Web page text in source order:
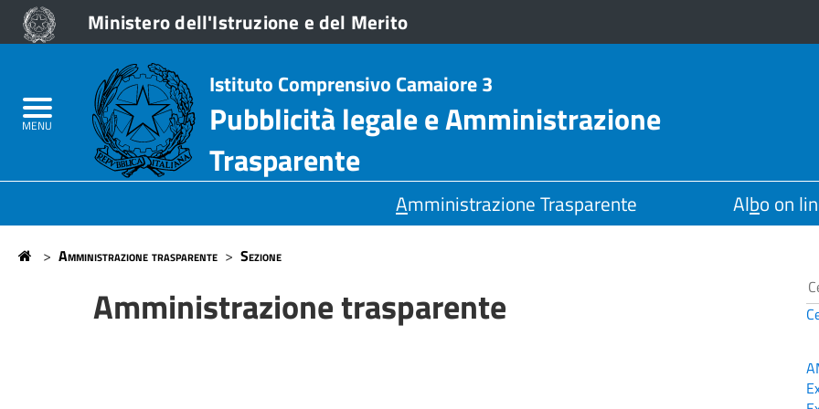
Albo On Line
Amministrazione trasparente
Ministero dell'Istruzione e del Merito
Don
Lazzeri
Stagi
MENU
Istituto Comprensivo Camaiore 3
Pubblicità legale e Amministrazione
Trasparente
Sezioni
Principali
Amministrazione Trasparente Albo on
Home
> Amministrazione trasparente > Sezione
Amministrazione trasparente